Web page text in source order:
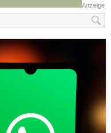
Anzeige